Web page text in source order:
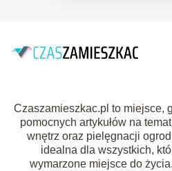
Czaszamieszkac.pl to miejsce,
pomocnych artykułów na
wnętrz oraz pielęgnacji
idealna dla wszystkich,
wymarzone miejsce do